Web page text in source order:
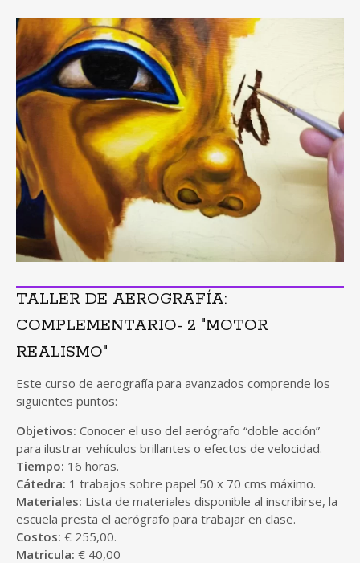
TALLER DE AEROGRAFÍA:
COMPLEMENTARIO- 2 "MOTOR
REALISMO"
Este curso de aerografía para avanzados comprende los
siguientes puntos:
Objetivos: Conocer el uso del aerógrafo “doble acción”
para ilustrar vehículos brillantes o efectos de velocidad.
Tiempo: 16 horas.
Cátedra: 1 trabajos sobre papel 50 x 70 cms máximo.
Materiales: Lista de materiales disponible al inscribirse, la
escuela presta el aerógrafo para trabajar en clase.
Costos: € 255,00.
Matricula: € 40,00